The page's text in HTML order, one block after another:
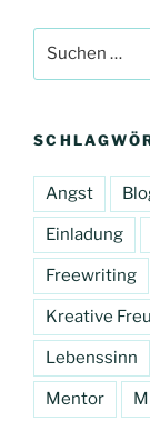
nach:
Angst
Einladung
Freewriting
Kreative
Lebenssinn
Mentor